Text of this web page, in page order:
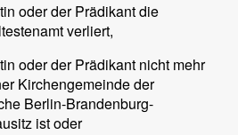
oder der Prädikant die
verliert,
oder der Prädikant nicht mehr
Kirchengemeinde der
Berlin-Brandenburg-
ist oder